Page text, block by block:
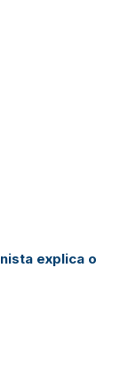
explica o